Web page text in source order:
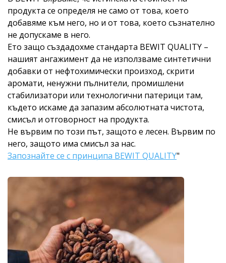
продукта се определя не само от това, което
добавяме към него, но и от това, което съзнателно
не допускаме в него.
Ето защо създадохме стандарта BEWIT QUALITY –
нашият ангажимент да не използваме синтетични
добавки от нефтохимически произход, скрити
аромати, ненужни пълнители, промишлени
стабилизатори или технологични патерици там,
където искаме да запазим абсолютната чистота,
смисъл и отговорност на продукта.
Не вървим по този път, защото е лесен. Вървим по
него, защото има смисъл за нас.
Запознайте се с принципа BEWIT QUALITY"